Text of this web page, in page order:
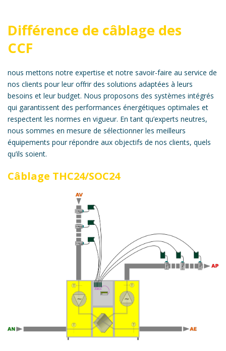
Différence de câblage des
CCF
nous mettons notre expertise et notre savoir-faire au service de
nos clients pour leur offrir des solutions adaptées à leurs
besoins et leur budget. Nous proposons des systèmes intégrés
qui garantissent des performances énergétiques optimales et
respectent les normes en vigueur. En tant qu’experts neutres,
nous sommes en mesure de sélectionner les meilleurs
équipements pour répondre aux objectifs de nos clients, quels
qu’ils soient.
Câblage THC24/SOC24